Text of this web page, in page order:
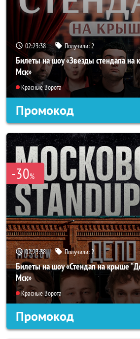
02:23:37 Получили:2
Билеты на шоу «Звезды стендапа на
Мск»
Красные Ворота
Промокод
-30%
02:23:37 Получили: 2
Билеты на шоу «Стендап на крыше
Мск»
Красные Ворота
Промокод